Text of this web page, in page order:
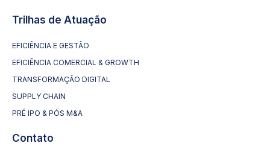
Trilhas de Atuação
EFICIÊNCIA E GESTÃO
EFICIÊNCIA COMERCIAL & GROWTH
TRANSFORMAÇÃO DIGITAL
SUPPLY CHAIN
PRÉ IPO & PÓS M&A
Contato